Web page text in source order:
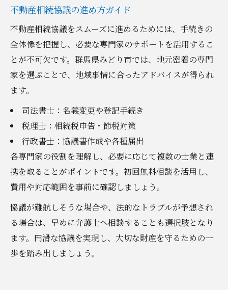
不動産相続協議の進め方ガイド
不動産相続協議をスムーズに進めるためには、手続きの
全体像を把握し、必要な専門家のサポートを活用するこ
とが不可欠です。群馬県みどり市では、地元密着の専門
家を選ぶことで、地域事情に合ったアドバイスが得られ
ます。
司法書士：名義変更や登記手続き
税理士：相続税申告・節税対策
行政書士：協議書作成や各種届出
各専門家の役割を理解し、必要に応じて複数の士業と連
携を取ることがポイントです。初回無料相談を活用し、
費用や対応範囲を事前に確認しましょう。
協議が難航しそうな場合や、法的なトラブルが予想され
る場合は、早めに弁護士へ相談することも選択肢となり
ます。円滑な協議を実現し、大切な財産を守るための一
歩を踏み出しましょう。